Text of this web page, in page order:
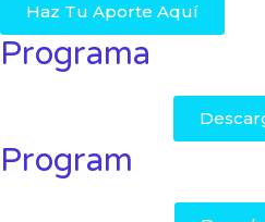
Haz Tu Aporte Aquí
Programa
Program